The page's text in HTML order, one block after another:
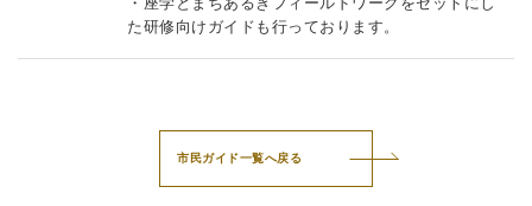
た研修向けガイドも行っております。
市民ガイド一覧へ戻る